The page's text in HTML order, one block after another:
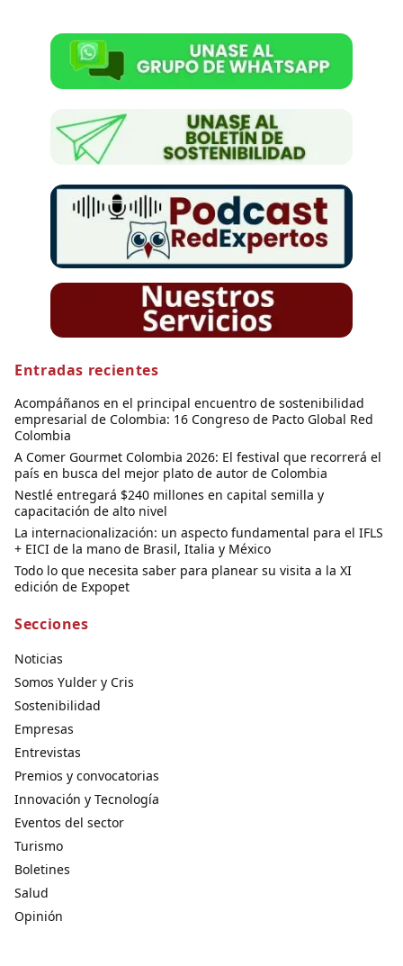
Entradas recientes
Acompáñanos en el principal encuentro de sostenibilidad
empresarial de Colombia: 16 Congreso de Pacto Global Red
Colombia
A Comer Gourmet Colombia 2026: El festival que recorrerá el
país en busca del mejor plato de autor de Colombia
Nestlé entregará $240 millones en capital semilla y
capacitación de alto nivel
La internacionalización: un aspecto fundamental para el IFLS
+ EICI de la mano de Brasil, Italia y México
Todo lo que necesita saber para planear su visita a la XI
edición de Expopet
Secciones
Noticias
Somos Yulder y Cris
Sostenibilidad
Empresas
Entrevistas
Premios y convocatorias
Innovación y Tecnología
Eventos del sector
Turismo
Boletines
Salud
Opinión